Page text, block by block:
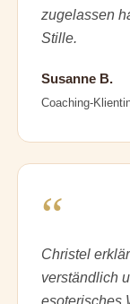
zugelassen
Stille.
Susanne B.
Coaching-
“
Christel
verständlich
esoterisches